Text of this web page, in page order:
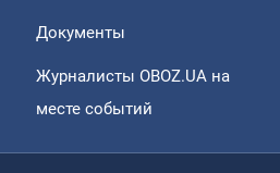
Документы
Журналисты OBOZ.UA на
месте событий